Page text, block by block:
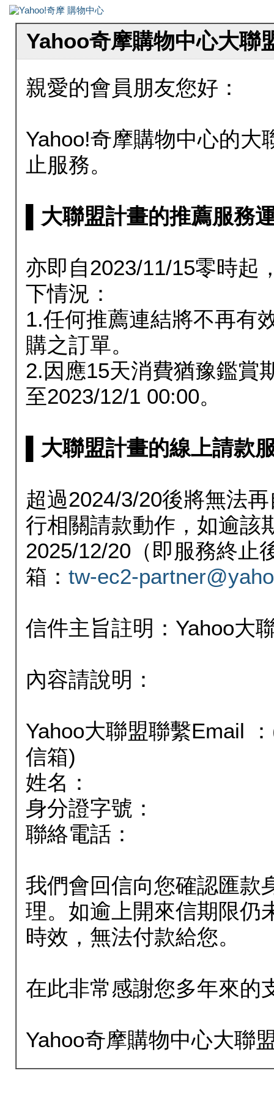
Yahoo奇摩購物中心大聯
親愛的會員朋友您好：
Yahoo!奇摩購物中心的大
止服務。
▌大聯盟計畫的推薦服務
亦即自2023/11/15零時起
下情況：
1.任何推薦連結將不再有
購之訂單。
2.因應15天消費猶豫鑑賞
至2023/12/1 00:00。
▌大聯盟計畫的線上請款
超過2024/3/20後將無法
行相關請款動作，如逾該
2025/12/20（即服務終止
箱： tw-ec2-
信件主旨註明：Yahoo大
內容請說明：
Yahoo大聯盟聯繫Email
信箱)
姓名：
身分證字號：
聯絡電話：
我們會回信向您確認匯款
理。如逾上開來信期限仍
時效，無法付款給您。
在此非常感謝您多年來的
Yahoo奇摩購物中心大